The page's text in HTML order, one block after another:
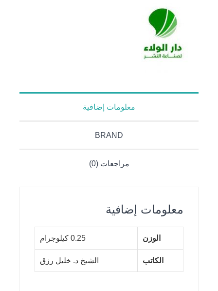
معلومات إضافية
BRAND
مراجعات (0)
معلومات إضافية
الوزن 0.25 كيلوجرام
الكاتب الشيخ د. خليل رزق